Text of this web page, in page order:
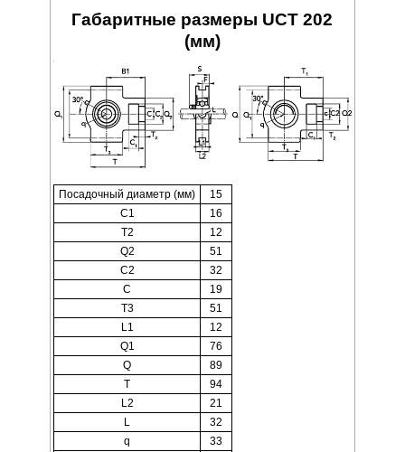
Габаритные размеры UCT 202
(мм)
Посадочный диаметр (мм)
15
C1
16
T2
12
Q2
51
C2
32
C
19
T3
51
L1
12
Q1
76
Q
89
T
94
L2
21
L
32
q
33